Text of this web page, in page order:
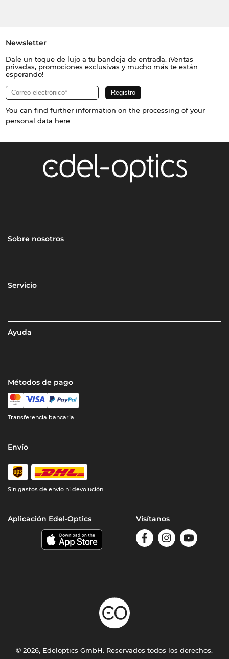
Newsletter
Dale un toque de lujo a tu bandeja de entrada. ¡Ventas
privadas, promociones exclusivas y mucho más te están
esperando!
You can find further information on the processing of your
personal data here
Sobre nosotros
Servicio
Ayuda
Métodos de pago
Transferencia bancaria
Envío
Sin gastos de envío ni devolución
Aplicación Edel-Optics Visítanos
© 2026, Edeloptics GmbH. Reservados todos los derechos.